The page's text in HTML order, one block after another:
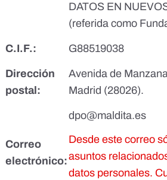
DATOS EN
(referida como
C.I.F.: G88519038
Dirección
postal:
Avenida de
Madrid (28026).
Correo
electrónico:
dpo@maldita.es
Desde este correo
asuntos
datos personales.